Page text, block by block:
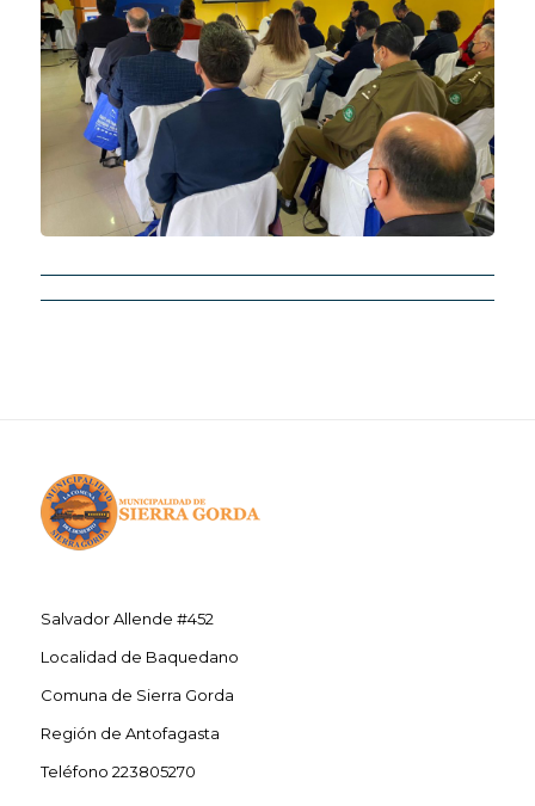
Salvador Allende #452
Localidad de Baquedano
Comuna de Sierra Gorda
Región de Antofagasta
Teléfono 223805270